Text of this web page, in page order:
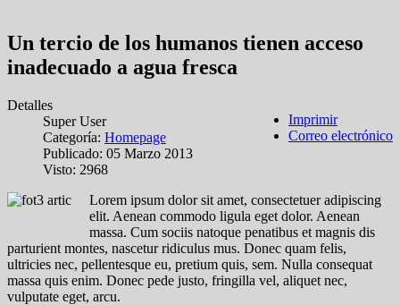
Un tercio de los humanos tienen acceso
inadecuado a agua fresca
Imprimir
Correo electrónico
Detalles
Super User
Categoría: Homepage
Publicado: 05 Marzo 2013
Visto: 2968
Lorem ipsum dolor sit amet, consectetuer adipiscing
elit. Aenean commodo ligula eget dolor. Aenean
massa. Cum sociis natoque penatibus et magnis dis
parturient montes, nascetur ridiculus mus. Donec quam felis,
ultricies nec, pellentesque eu, pretium quis, sem. Nulla consequat
massa quis enim. Donec pede justo, fringilla vel, aliquet nec,
vulputate eget, arcu.